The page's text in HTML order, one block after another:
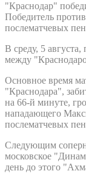
"Краснодар"
Победитель
послематчевых
В среду, 5 августа,
между
Основное время
"Краснодара",
на 66-й минуте,
нападающего
послематчевых
Следующим
московское
день до этого